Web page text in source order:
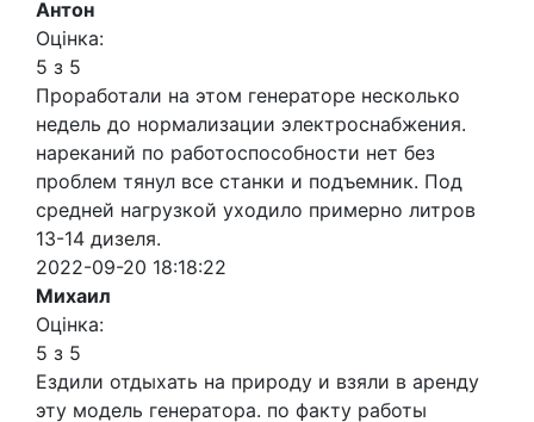
Антон
Оцінка:
5 з 5
Проработали на этом генераторе несколько
недель до нормализации электроснабжения.
нареканий по работоспособности нет без
проблем тянул все станки и подъемник. Под
средней нагрузкой уходило примерно литров
13-14 дизеля.
2022-09-20 18:18:22
Михаил
Оцінка:
5 з 5
Ездили отдыхать на природу и взяли в аренду
эту модель генератора. по факту работы